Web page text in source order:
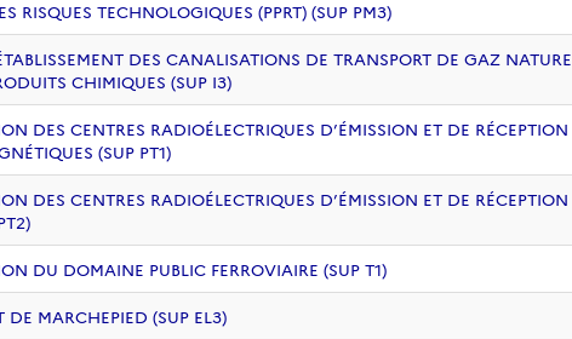
RISQUES TECHNOLOGIQUES (PPRT) (SUP PM3)
DES CANALISATIONS DE TRANSPORT DE GAZ
CHIMIQUES (SUP I3)
DES CENTRES RADIOÉLECTRIQUES D’ÉMISSION ET DE
(SUP PT1)
DES CENTRES RADIOÉLECTRIQUES D’ÉMISSION ET DE
DU DOMAINE PUBLIC FERROVIAIRE (SUP T1)
DE MARCHEPIED (SUP EL3)